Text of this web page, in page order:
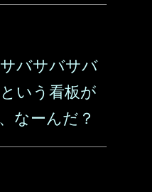
バサバサバ
いう看板が
なーんだ？